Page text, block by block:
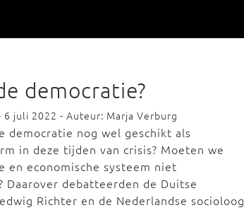
democratie?
6 juli 2022 - Auteur: Marja Verburg
democratie nog wel geschikt als
in deze tijden van crisis? Moeten we
en economische systeem niet
Daarover debatteerden de Duitse
Richter en de Nederlandse socioloog